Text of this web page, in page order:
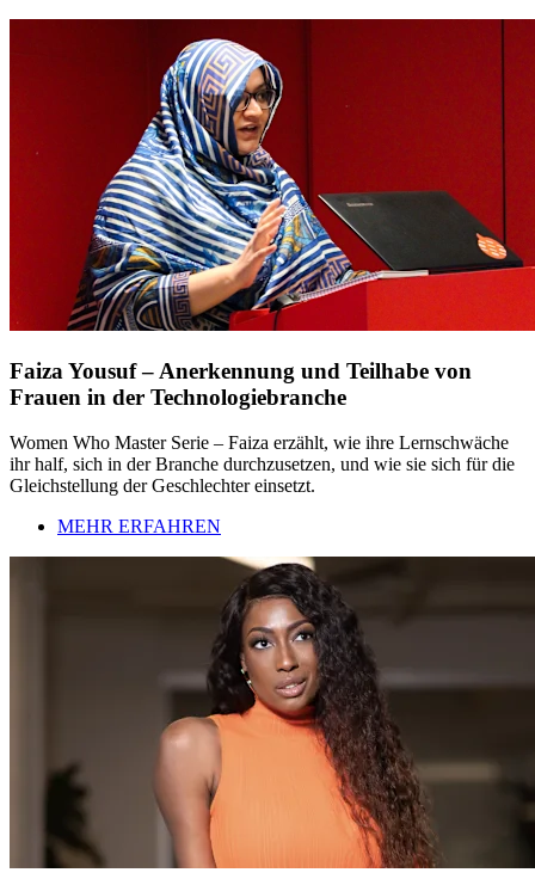
Faiza Yousuf – Anerkennung und Teilhabe von
Frauen in der Technologiebranche
Women Who Master Serie – Faiza erzählt, wie ihre Lernschwäche
ihr half, sich in der Branche durchzusetzen, und wie sie sich für die
Gleichstellung der Geschlechter einsetzt.
MEHR ERFAHREN